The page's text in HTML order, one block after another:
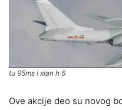
tu 95ms i xian h 6
Ove akcije deo su novog